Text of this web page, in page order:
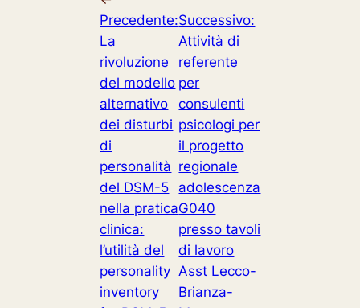
Precedente:
La
rivoluzione
del modello
alternativo
dei disturbi
di
personalità
del DSM-5
nella pratica
clinica:
l’utilità del
personality
inventory
Successivo:
Attività di
referente
per
consulenti
psicologi per
il progetto
regionale
adolescenza
G040
presso tavoli
di lavoro
Asst Lecco-
Brianza-